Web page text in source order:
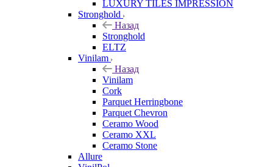
LUXURY TILES IMPRESSION
Stronghold
Назад
Stronghold
ELTZ
Vinilam
Назад
Vinilam
Cork
Parquet Herringbone
Parquet Chevron
Ceramo Wood
Ceramo XXL
Ceramo Stone
Allure